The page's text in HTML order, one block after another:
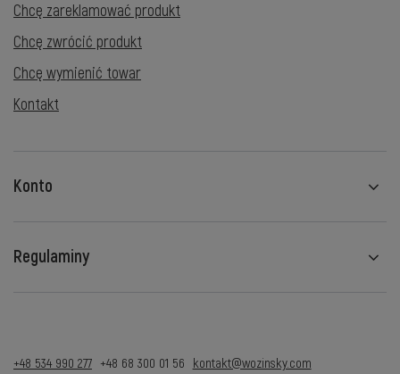
Chcę zareklamować produkt
Chcę zwrócić produkt
Chcę wymienić towar
Kontakt
Konto
Regulaminy
+48 534 990 277 +48 68 300 01 56 kontakt@wozinsky.com